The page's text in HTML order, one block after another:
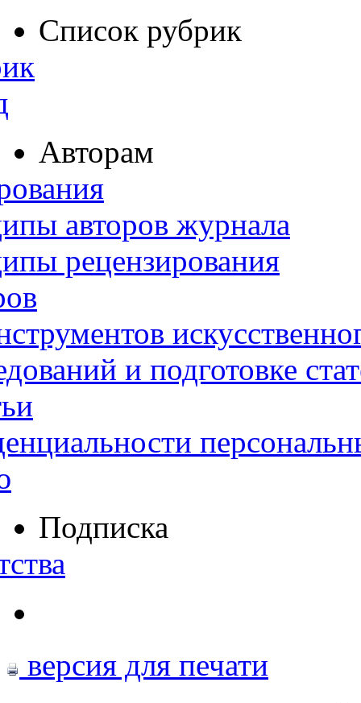
Список рубрик
Авторам
авторов журнала
рецензирования
и подготовке
Подписка
версия для печати